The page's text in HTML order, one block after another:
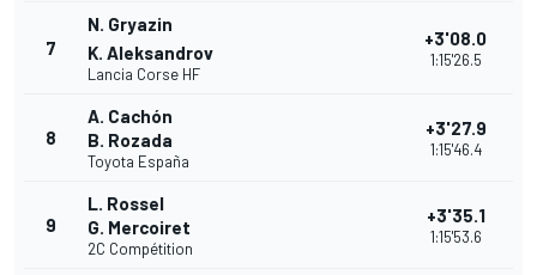
7
N. Gryazin
K. Aleksandrov
Lancia Corse HF
+3'08.0
1:15'26.5
8
A. Cachón
B. Rozada
Toyota España
+3'27.9
1:15'46.4
9
L. Rossel
G. Mercoiret
2C Compétition
+3'35.1
1:15'53.6